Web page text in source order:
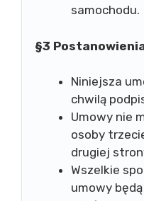
samochodu.
§3
Niniejsza
chwilą
Umowy nie
osoby
drugiej
Wszelkie
umowy